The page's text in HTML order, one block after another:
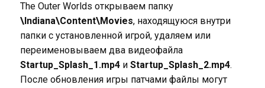
The Outer Worlds открываем папку
\Indiana\Content\Movies, находящуюся внутри
папки с установленной игрой, удаляем или
переименовываем два видеофайла
Startup_Splash_1.mp4и Startup_Splash_2.mp4.
После обновления игры патчами файлы могут